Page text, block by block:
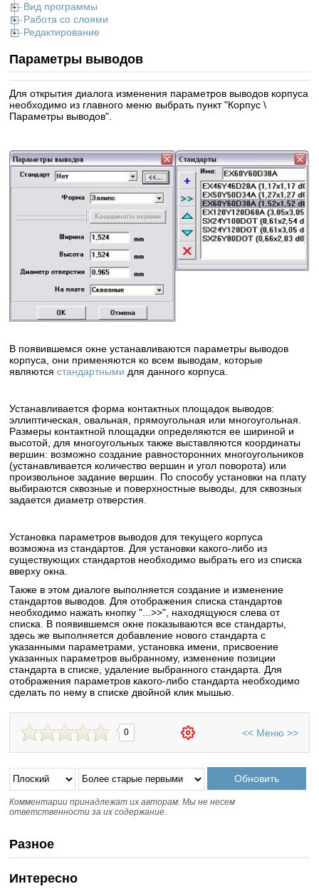
Вид программы
Работа со слоями
Редактирование
Параметры выводов
Для открытия диалога изменения параметров выводов корпуса
необходимо из главного меню выбрать пункт "Корпус \
Параметры выводов".
В появившемся окне устанавливаются параметры выводов
корпуса, они применяются ко всем выводам, которые
являютсястандартными для данного корпуса.
Устанавливается форма контактных площадок выводов:
эллиптическая, овальная, прямоугольная или многоугольная.
Размеры контактной площадки определяются ее шириной и
высотой, для многоугольных также выставляются координаты
вершин: возможно создание равносторонних многоугольников
(устанавливается количество вершин и угол поворота) или
произвольное задание вершин. По способу установки на плату
выбираются сквозные и поверхностные выводы, для сквозных
задается диаметр отверстия.
Установка параметров выводов для текущего корпуса
возможна из стандартов. Для установки какого-либо из
существующих стандартов необходимо выбрать его из списка
вверху окна.
Также в этом диалоге выполняется создание и изменение
стандартов выводов. Для отображения списка стандартов
необходимо нажать кнопку "...>>", находящуюся слева от
списка. В появившемся окне показываются все стандарты,
здесь же выполняется добавление нового стандарта с
указанными параметрами, установка имени, присвоение
указанных параметров выбранному, изменение позиции
стандарта в списке, удаление выбранного стандарта. Для
отображения параметров какого-либо стандарта необходимо
сделать по нему в списке двойной клик мышью.
0 << Меню >>
Комментарии принадлежат их авторам. Мы не несем
ответственности за их содержание.
Разное
Интересно